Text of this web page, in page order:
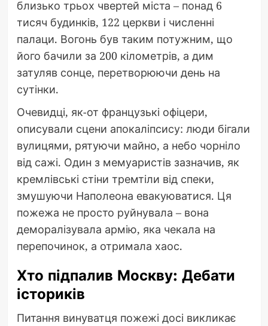
близько трьох чвертей міста – понад 6
тисяч будинків, 122 церкви і численні
палаци. Вогонь був таким потужним, що
його бачили за 200 кілометрів, а дим
затуляв сонце, перетворюючи день на
сутінки.
Очевидці, як-от французькі офіцери,
описували сцени апокаліпсису: люди бігали
вулицями, рятуючи майно, а небо чорніло
від сажі. Один з мемуаристів зазначив, як
кремлівські стіни тремтіли від спеки,
змушуючи Наполеона евакуюватися. Ця
пожежа не просто руйнувала – вона
деморалізувала армію, яка чекала на
перепочинок, а отримала хаос.
Хто підпалив Москву: Дебати
істориків
Питання винуватця пожежі досі викликає